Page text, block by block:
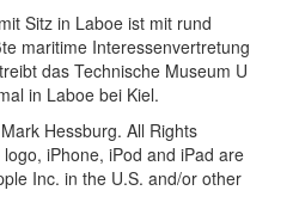
Sitz in Laboe ist mit rund
maritime Interessenvertretung
das Technische Museum U
in Laboe bei Kiel.
Hessburg. All Rights
iPhone, iPod and iPad are
Inc. in the U.S. and/or other